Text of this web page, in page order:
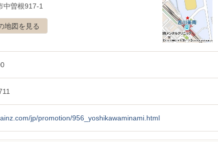
中曽根917-1
地図を見る
jp/promotion/956_yoshikawaminami.html